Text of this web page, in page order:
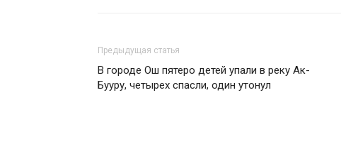
Предыдущая статья
В городе Ош пятеро детей упали в реку Ак-
Бууру, четырех спасли, один утонул